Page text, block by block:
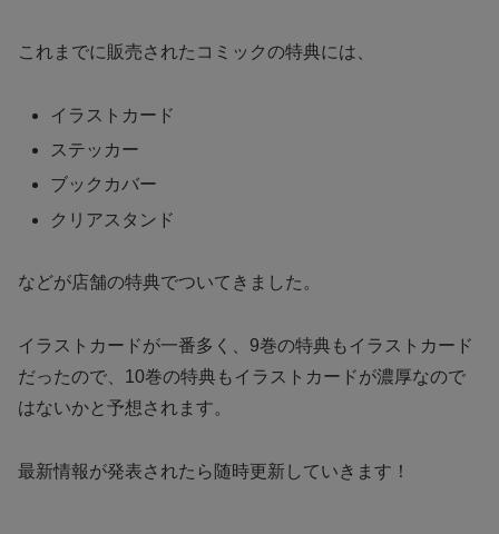
これまでに販売されたコミックの特典には、
イラストカード
ステッカー
ブックカバー
クリアスタンド
などが店舗の特典でついてきました。
イラストカードが一番多く、9巻の特典もイラストカード
だったので、10巻の特典もイラストカードが濃厚なので
はないかと予想されます。
最新情報が発表されたら随時更新していきます！